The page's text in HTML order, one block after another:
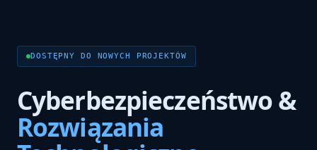
DOSTĘPNY DO NOWYCH PROJEKTÓW
Cyberbezpieczeństwo &
Rozwiązania